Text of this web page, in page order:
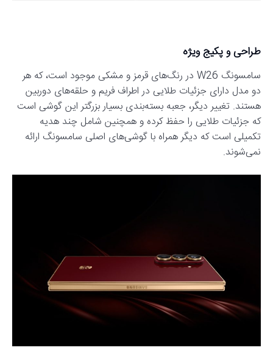
طراحی و پکیج ویژه
سامسونگ W26 در رنگ‌های قرمز و مشکی موجود است، که هر
دو مدل دارای جزئیات طلایی در اطراف فریم و حلقه‌های دوربین
هستند. تغییر دیگر، جعبه بسته‌بندی بسیار بزرگتر این گوشی است
که جزئیات طلایی را حفظ کرده و همچنین شامل چند هدیه
تکمیلی است که دیگر همراه با گوشی‌های اصلی سامسونگ ارائه
نمی‌شوند.